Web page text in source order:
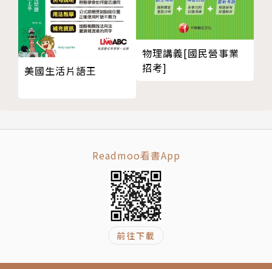
美國生活片語王
物理講義[國民營事業
招考]
Readmoo看書App
前往下載